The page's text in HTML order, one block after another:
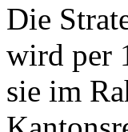
Die
wird per
sie im